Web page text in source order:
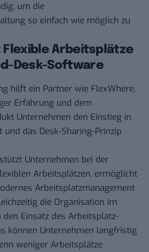
um die
so einfach wie möglich zu
Flexible Arbeitsplätze
Desk-Software
hilft ein Partner wie FlexWhere,
Erfahrung und dem
Unternehmen den Einstieg in
das Desk-Sharing-Prinzip
Unternehmen bei der
Arbeitsplätzen, ermöglicht
Arbeitsplatzmanagement
die Organisation im
Einsatz des Arbeitsplatz-
können Unternehmen langfristig
weniger Arbeitsplätze